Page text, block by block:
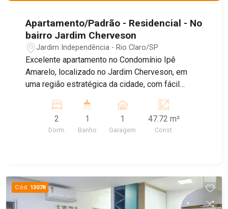
Apartamento/Padrão - Residencial - No
bairro Jardim Cherveson
Jardim Independência - Rio Claro/SP
Excelente apartamento no Condomínio Ipê
Amarelo, localizado no Jardim Cherveson, em
uma região estratégica da cidade, com fácil
supermercados. O imóvel possui 47,72 m² e está
localizado no 12º andar, proporcionando mais
privacidade, ventilação e uma vista privilegiada
2
Dorm.
1
Banho
1
Garagem
47.72 m²
Const.
Cód. 13078